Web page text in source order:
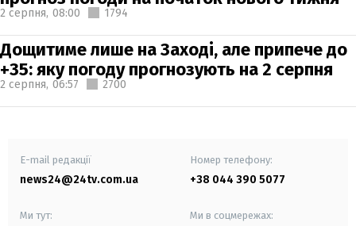
2 серпня, 08:00 1794
Дощитиме лише на Заході, але припече до
+35: яку погоду прогнозують на 2 серпня
2 серпня, 06:57 2700
E-mail редакції
news24@24tv.com.ua
Номер телефону:
+38 044 390 5077
Ми тут: Ми в соцмережах: